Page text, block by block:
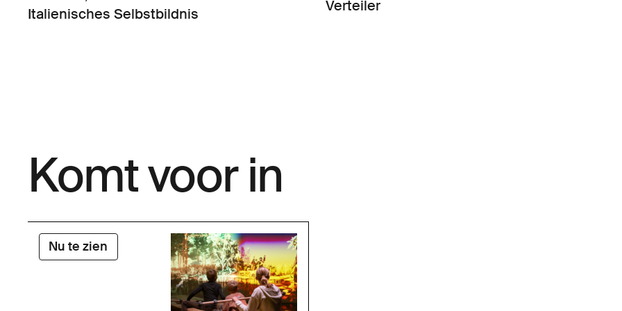
Italienisches Selbstbildnis
Verteiler
Komt voor in
Nu te zien